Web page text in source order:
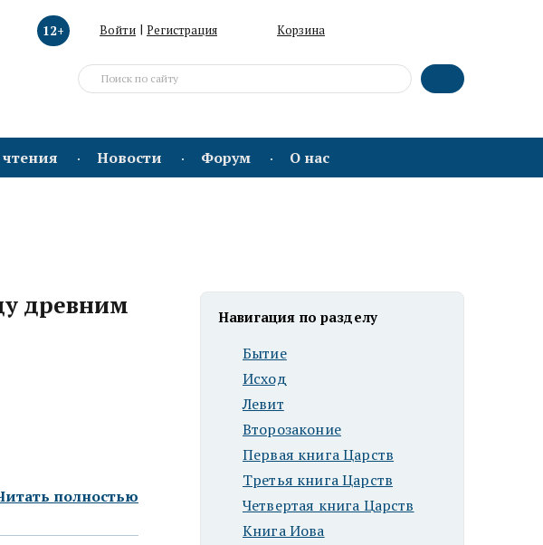
12+ Войти | Регистрация Корзина
Новости Форум О нас
древним
полностью
Навигация по разделу
Бытие
Исход
Левит
Второзаконие
Первая книга Царств
Третья книга Царств
Четвертая книга Царств
Книга Иова